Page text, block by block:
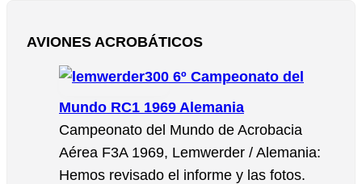
AVIONES ACROBÁTICOS
6º Campeonato del
Mundo RC1 1969 Alemania
Campeonato del Mundo de Acrobacia
Aérea F3A 1969, Lemwerder / Alemania:
Hemos revisado el informe y las fotos.